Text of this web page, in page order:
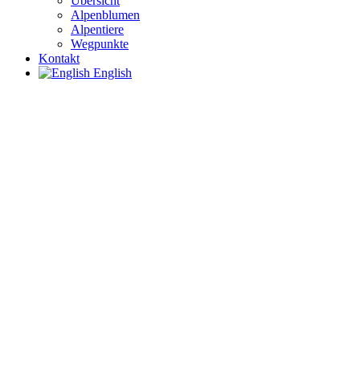
Alpenblumen
Alpentiere
Wegpunkte
Kontakt
English